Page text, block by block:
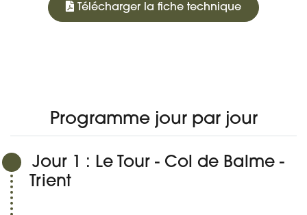
Télécharger la fiche technique
Programme jour par jour
Jour 1 : Le Tour - Col de Balme -
Trient